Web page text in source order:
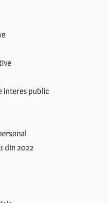
interes public
din 2022